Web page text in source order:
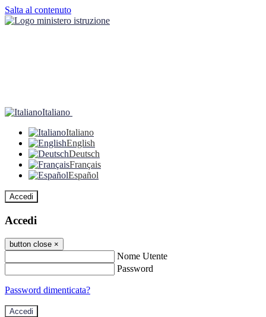
Salta al contenuto
Italiano
Italiano
English
Deutsch
Français
Español
Accedi
Accedi
button close ×
Nome Utente
Password
Password dimenticata?